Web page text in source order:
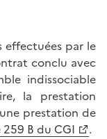
effectuées par le
conclu avec
indissociable
la prestation
prestation de
B du CGI
.